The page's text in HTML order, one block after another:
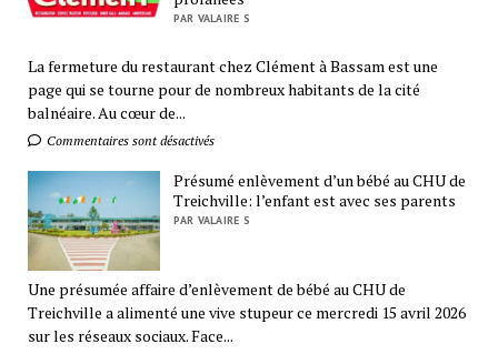
PAR VALAIRE S
La fermeture du restaurant chez Clément à Bassam est une
page qui se tourne pour de nombreux habitants de la cité
balnéaire. Au cœur de...
Commentaires sont désactivés
Présumé enlèvement d’un bébé au CHU de
Treichville: l’enfant est avec ses parents
PAR VALAIRE S
Une présumée affaire d’enlèvement de bébé au CHU de
Treichville a alimenté une vive stupeur ce mercredi 15 avril 2026
sur les réseaux sociaux. Face...